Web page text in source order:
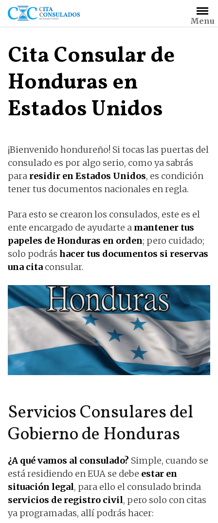
Saltar
contenido
Menu
Cita Consular de
Honduras en
Estados Unidos
¡Bienvenido hondureño! Si tocas las puertas del
consulado es por algo serio, como ya sabrás
para residir en Estados Unidos, es condición
tener tus documentos nacionales en regla.
Para esto se crearon los consulados, este es el
ente encargado de ayudarte a mantener tus
papeles de Honduras en orden; pero cuidado;
solo podrás hacer tus documentos si reservas
una cita consular.
Servicios Consulares del
Gobierno de Honduras
¿A qué vamos al consulado? Simple, cuando se
está residiendo en EUA se debe estar en
situación legal, para ello el consulado brinda
servicios de registro civil, pero solo con citas
ya programadas, allí podrás hacer: